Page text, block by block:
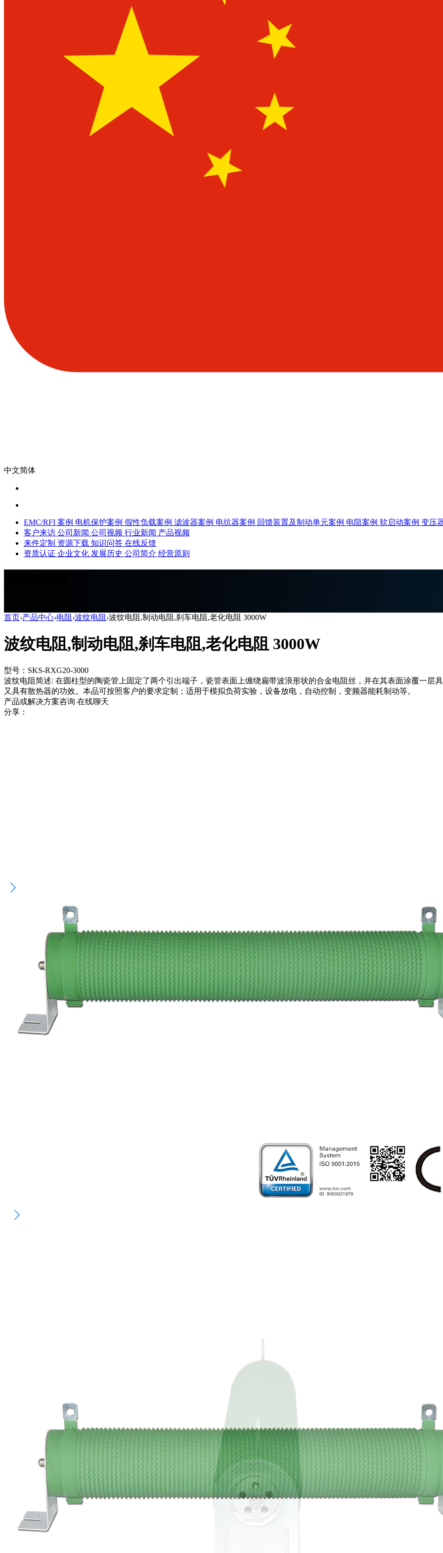
中文简体
EMC/RFI 案例 电机保护案例 假性负载案例 滤波器案例 电抗器案例 回馈装置及制动单元案例 电阻案例 软启动案例 变压
客户来访 公司新闻 公司视频 行业新闻 产品视频
来件定制 资源下载 知识问答 在线反馈
资质认证 企业文化 发展历史 公司简介 经营原则
首页›产品中心›电阻 ›波纹电阻 ›波纹电阻,制动电阻,刹车电阻,老化电阻 3000W
波纹电阻,制动电阻,刹车电阻,老化电阻 3000W
型号：SKS-RXG20-3000
波纹电阻简述: 在圆柱型的陶瓷管上固定了两个引出端子，瓷管表面上缠绕扁带波浪形状的合金电阻丝，并在其表面涂覆一层
又具有散热器的功效。本品可按照客户的要求定制；适用于模拟负荷实验，设备放电，自动控制，变频器能耗制动等。
产品或解决方案咨询 在线聊天
分享：